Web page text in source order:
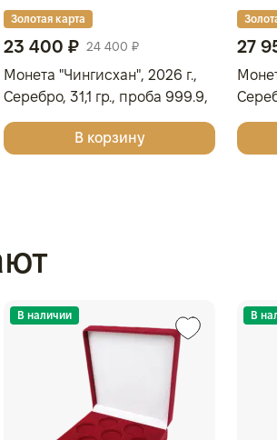
Золотая карта
23 400 ₽ 24 400 ₽
Монета "Чингисхан", 2026 г.,
Серебро, 31,1 гр., проба 999.9,
МОНГОЛИЯ
В корзину
27
В наличии В